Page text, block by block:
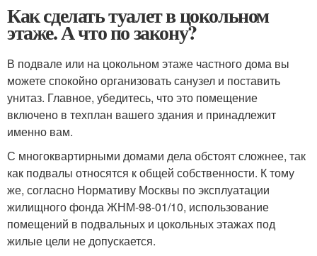
Как сделать туалет в цокольном
этаже. А что по закону?
В подвале или на цокольном этаже частного дома вы
можете спокойно организовать санузел и поставить
унитаз. Главное, убедитесь, что это помещение
включено в техплан вашего здания и принадлежит
именно вам.
С многоквартирными домами дела обстоят сложнее, так
как подвалы относятся к общей собственности. К тому
же, согласно Нормативу Москвы по эксплуатации
жилищного фонда ЖНМ-98-01/10, использование
помещений в подвальных и цокольных этажах под
жилые цели не допускается.